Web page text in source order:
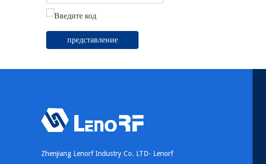
представление
Zhenjiang Lenorf Industry Co. LTD- Lenorf